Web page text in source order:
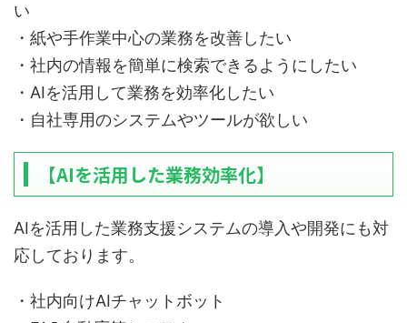
い
・紙や手作業中心の業務を改善したい
・社内の情報を簡単に検索できるようにしたい
・AIを活用して業務を効率化したい
・自社専用のシステムやツールが欲しい
【AIを活用した業務効率化】
AIを活用した業務支援システムの導入や開発にも対
応しております。
・社内向けAIチャットボット